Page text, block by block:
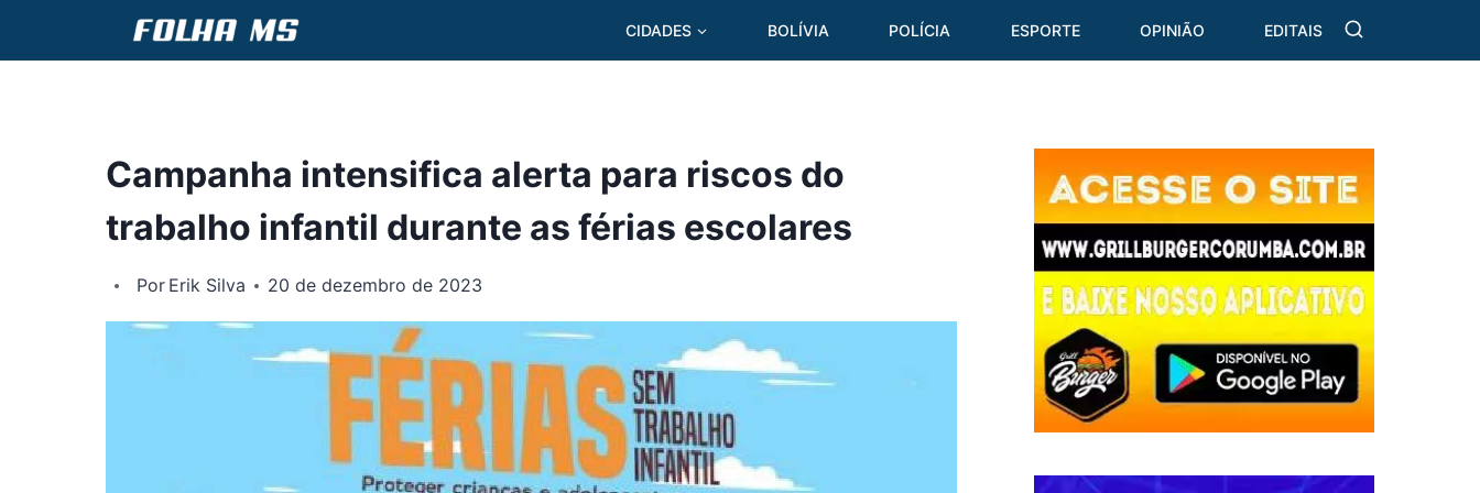
CIDADES BOLÍVIA POLÍCIA ESPORTE OPINIÃO EDITAIS
Campanha intensifica alerta para riscos do
trabalho infantil durante as férias escolares
Por Erik Silva 20 de dezembro de 2023